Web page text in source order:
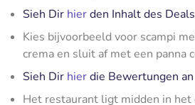
Sieh Dir hierden Inhalt des
Kies bijvoorbeeld voor scampi
crema en sluit af met een panna
Sieh Dir hierdie Bewertungen an
Het restaurant ligt midden in het